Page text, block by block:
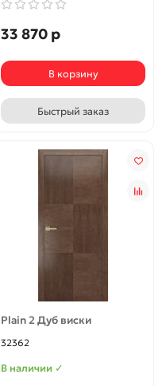
33 870 р
В корзину
Быстрый заказ
Plain 2 Дуб виски
32362
В наличии ✓